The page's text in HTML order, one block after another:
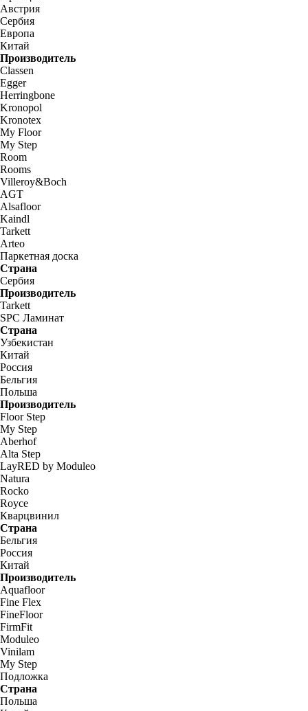
Австрия
Сербия
Европа
Китай
Производитель
Classen
Egger
Herringbone
Kronopol
Kronotex
My Floor
My Step
Room
Rooms
Villeroy&Boch
AGT
Alsafloor
Kaindl
Tarkett
Arteo
Паркетная доска
Страна
Сербия
Производитель
Tarkett
SPC Ламинат
Страна
Узбекистан
Китай
Россия
Бельгия
Польша
Производитель
Floor Step
My Step
Aberhof
Alta Step
LayRED by Moduleo
Natura
Rocko
Royce
Кварцвинил
Страна
Бельгия
Россия
Китай
Производитель
Aquafloor
Fine Flex
FineFloor
FirmFit
Moduleo
Vinilam
My Step
Подложка
Страна
Польша